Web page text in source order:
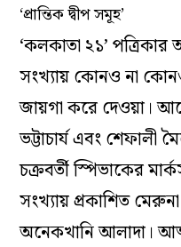
‘প্রান্তিক দ্বীপ সমূহ’
‘কলকাতা ২১’
সংখ্যায় কোনও না
জায়গা করে দেওয়া।
ভট্টাচার্য এবং শেফালী
চক্রবর্তী স্পিভাকের
সংখ্যায় প্রকাশিত
অনেকখানি আলাদা।